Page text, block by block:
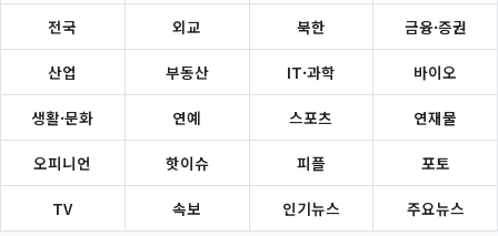
전국 외교 북한 금융·증권
산업 부동산 IT·과학 바이오
생활·문화 연예 스포츠 연재물
오피니언 핫이슈 피플 포토
TV 속보 인기뉴스 주요뉴스